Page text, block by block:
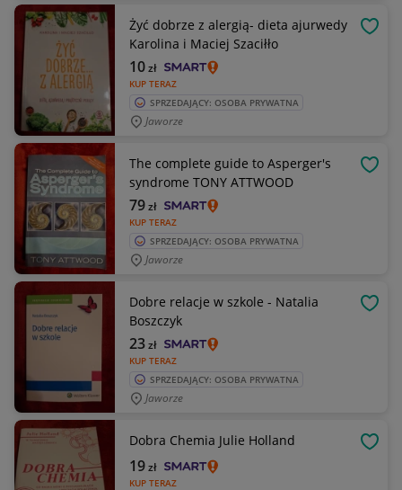
Żyć dobrze z alergią- dieta ajurwedy
Karolina i Maciej Szaciłło
KUP TERAZ
10zł
SPRZEDAJĄCY: OSOBA PRYWATNA
Jaworze
The complete guide to Asperger's
syndrome TONY ATTWOOD
KUP TERAZ
79zł
SPRZEDAJĄCY: OSOBA PRYWATNA
Jaworze
Dobre relacje w szkole - Natalia
Boszczyk
KUP TERAZ
23zł
SPRZEDAJĄCY: OSOBA PRYWATNA
Jaworze
Dobra Chemia Julie Holland
KUP TERAZ
19zł